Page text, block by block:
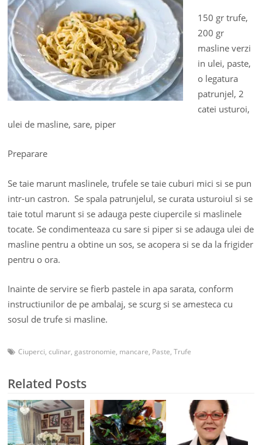
150 gr trufe,
200 gr
masline verzi
in ulei, paste,
o legatura
patrunjel, 2
catei usturoi,
ulei de masline, sare, piper
Preparare
Se taie marunt maslinele, trufele se taie cuburi mici si se pun
intr-un castron. Se spala patrunjelul, se curata usturoiul si se
taie totul marunt si se adauga peste ciupercile si maslinele
tocate. Se condimenteaza cu sare si piper si se adauga ulei de
masline pentru a obtine un sos, se acopera si se da la frigider
pentru o ora.
Inainte de servire se fierb pastele in apa sarata, conform
instructiunilor de pe ambalaj, se scurg si se amesteca cu
sosul de trufe si masline.
Ciuperci,culinar,gastronomie, mancare, Paste,Trufe
Related Posts